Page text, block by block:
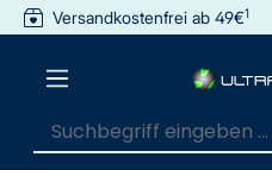
springen
Versandkostenfrei ab 49€1